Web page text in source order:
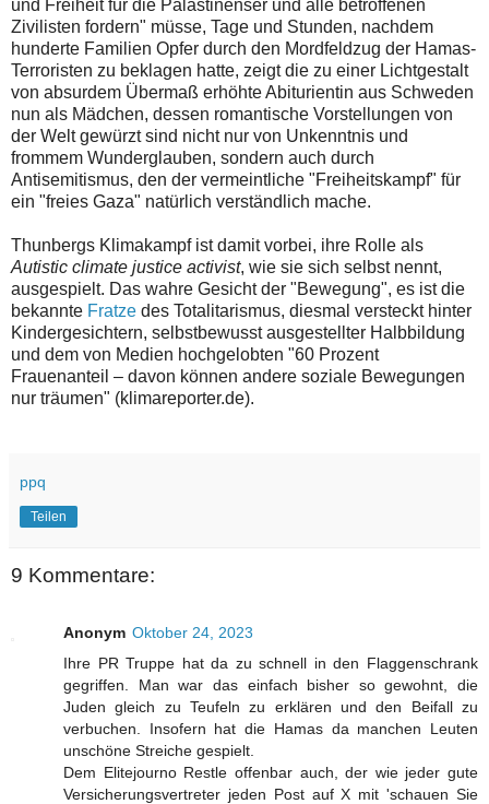
und Freiheit für die Palästinenser und alle betroffenen
Zivilisten fordern" müsse, Tage und Stunden, nachdem
hunderte Familien Opfer durch den Mordfeldzug der Hamas-
Terroristen zu beklagen hatte, zeigt die zu einer Lichtgestalt
von absurdem Übermaß erhöhte Abiturientin aus Schweden
nun als Mädchen, dessen romantische Vorstellungen von
der Welt gewürzt sind nicht nur von Unkenntnis und
frommem Wunderglauben, sondern auch durch
Antisemitismus, den der vermeintliche "Freiheitskampf" für
ein "freies Gaza" natürlich verständlich mache.
Thunbergs Klimakampf ist damit vorbei, ihre Rolle als
Autistic climate justice activist, wie sie sich selbst nennt,
ausgespielt. Das wahre Gesicht der "Bewegung", es ist die
bekannte Fratze des Totalitarismus, diesmal versteckt hinter
Kindergesichtern, selbstbewusst ausgestellter Halbbildung
und dem von Medien hochgelobten "60 Prozent
Frauenanteil – davon können andere soziale Bewegungen
nur träumen" (klimareporter.de).
ppq
Teilen
9 Kommentare:
Anonym Oktober 24, 2023
Ihre PR Truppe hat da zu schnell in den Flaggenschrank
gegriffen. Man war das einfach bisher so gewohnt, die
Juden gleich zu Teufeln zu erklären und den Beifall zu
verbuchen. Insofern hat die Hamas da manchen Leuten
unschöne Streiche gespielt.
Dem Elitejourno Restle offenbar auch, der wie jeder gute
Versicherungsvertreter jeden Post auf X mit 'schauen Sie